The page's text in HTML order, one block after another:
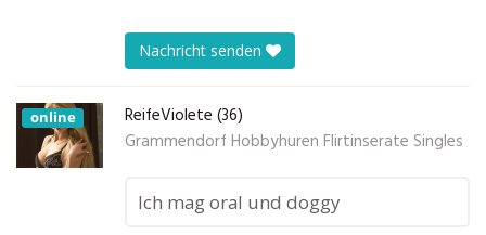
Nachricht senden
online
ReifeViolete (36)
Grammendorf Hobbyhuren Flirtinserate Singles
Ich mag oral und doggy